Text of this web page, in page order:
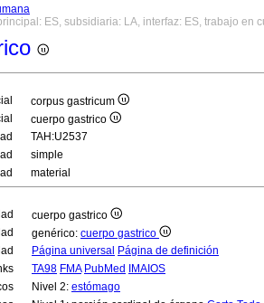
ES, subsidiaria: LA, interfaz: ES, trabajo en
corpus gastricum
cuerpo gastrico
TAH:U2537
simple
material
cuerpo gastrico
genérico: cuerpo gastrico
Página universal Página de definición
TA98 FMA PubMed
IMAIOS
Nivel 2: estómago